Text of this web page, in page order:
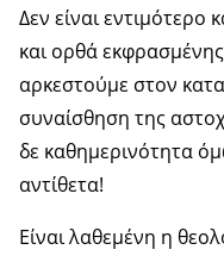
Δεν είναι εντιμότερο
και ορθά
αρκεστούμε στον
συναίσθηση της
δε καθημερινότητα
αντίθετα!
Είναι λαθεμένη η